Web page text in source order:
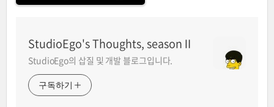
StudioEgo's Thoughts, seasonⅡ
StudioEgo의 삽질 및 개발 블로그입니다.
구독하기